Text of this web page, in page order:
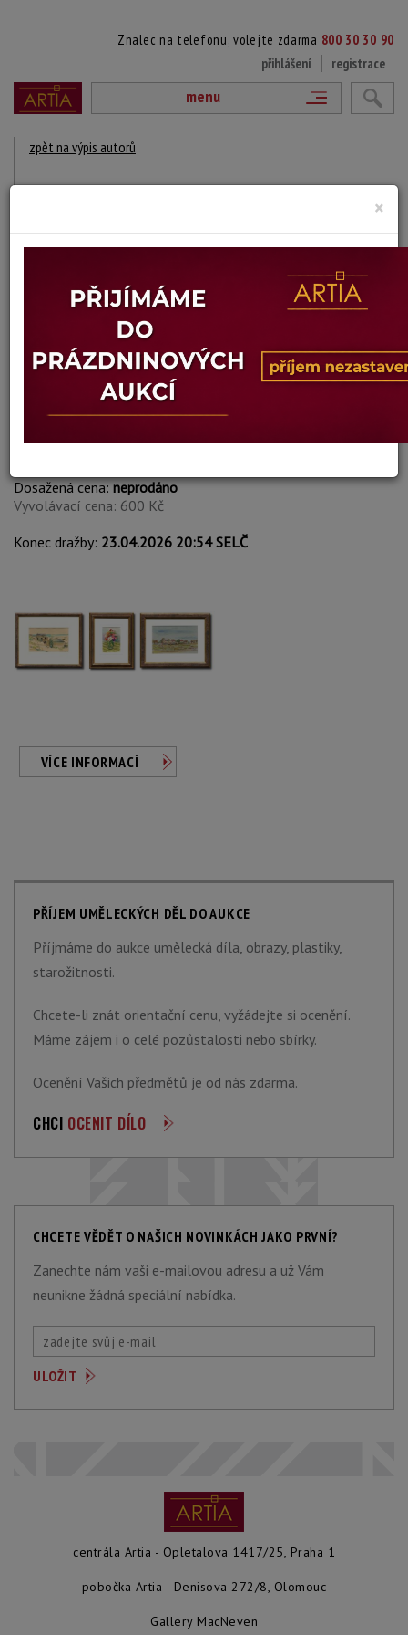
Znalec na telefonu, volejte zdarma 800 30 30 90
přihlášení
registrace
menu
zpět na výpis autorů
? - ?
DÍLA V AUKCÍCH
Margarete Stock
218. KONVOLUT 3KS
Dosažená cena:neprodáno
Vyvolávací cena: 600 Kč
Konec dražby: 23.04.2026 20:54 SELČ
VÍCE INFORMACÍ
PŘÍJEM UMĚLECKÝCH DĚL DO AUKCE
Příjmáme do aukce umělecká díla, obrazy, plastiky,
starožitnosti.
Chcete-li znát orientační cenu, vyžádejte si ocenění.
Máme zájem i o celé pozůstalosti nebo sbírky.
Ocenění Vašich předmětů je od nás zdarma.
CHCI OCENIT DÍLO
CHCETE VĚDĚT O NAŠICH NOVINKÁCH JAKO PRVNÍ?
Zanechte nám vaši e-mailovou adresu a už Vám
neunikne žádná speciální nabídka.
centrála Artia - Opletalova 1417/25, Praha 1
pobočka Artia - Denisova 272/8, Olomouc
Gallery MacNeven
×